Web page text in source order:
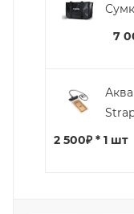
7
2 500₽ * 1 шт